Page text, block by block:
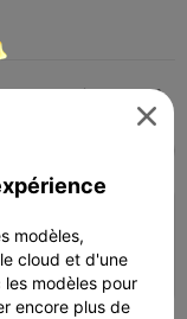
Autre 
15 % de
 306.32g

modèles,
cloud et d'une
modèles pour
encore plus de